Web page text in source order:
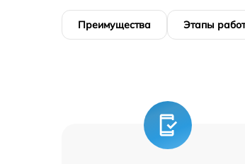
Преимущества Этапы работ